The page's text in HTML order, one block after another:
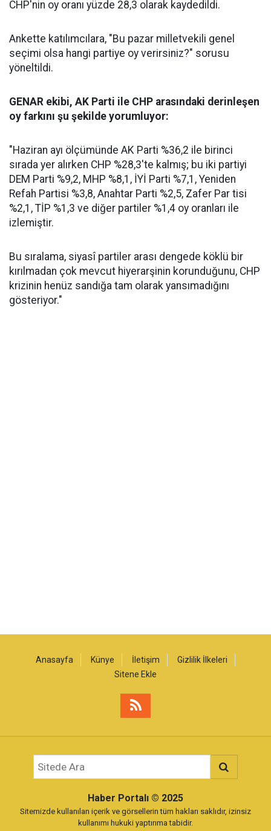
CHP'nin oy oranı yüzde 28,3 olarak kaydedildi.
Ankette katılımcılara, "Bu pazar milletvekili genel
seçimi olsa hangi partiye oy verirsiniz?" sorusu
yöneltildi.
GENAR ekibi, AK Parti ile CHP arasındaki derinleşen
oy farkını şu şekilde yorumluyor:
"Haziran ayı ölçümünde AK Parti %36,2 ile birinci
sırada yer alırken CHP %28,3'te kalmış; bu iki partiyi
DEM Parti %9,2, MHP %8,1, İYİ Parti %7,1, Yeniden
Refah Partisi %3,8, Anahtar Parti %2,5, Zafer Par tisi
%2,1, TİP %1,3 ve diğer partiler %1,4 oy oranları ile
izlemiştir.
Bu sıralama, siyasî partiler arası dengede köklü bir
kırılmadan çok mevcut hiyerarşinin korunduğunu, CHP
krizinin henüz sandığa tam olarak yansımadığını
gösteriyor."
Anasayfa Künye İletişim
Gizlilik İlkeleri
Sitene Ekle
Haber Portalı © 2025
Sitemizde kullanılan içerik ve görsellerin tüm hakları saklıdır, izinsiz
kullanımı hukuki yaptırıma tabidir.